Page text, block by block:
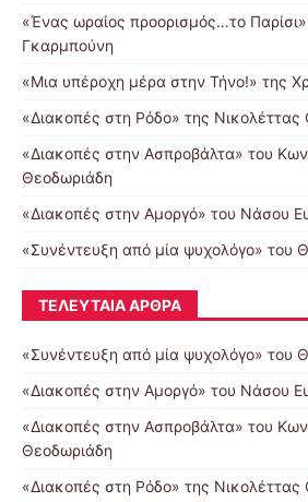
«Ένας ωραίος προορισμός…το
Γκαρμπούνη
«Μια υπέροχη μέρα στην Τήνο!» της
«Διακοπές στη Ρόδο» της Νικολέττας
«Διακοπές στην Ασπροβάλτα» του
Θεοδωριάδη
«Διακοπές στην Αμοργό» του Νάσου
«Συνέντευξη από μία ψυχολόγο» του
ΤΕΛΕΥΤΑΊΑ ΆΡΘΡΑ
«Συνέντευξη από μία ψυχολόγο» του
«Διακοπές στην Αμοργό» του Νάσου
«Διακοπές στην Ασπροβάλτα» του
Θεοδωριάδη
«Διακοπές στη Ρόδο» της Νικολέττας